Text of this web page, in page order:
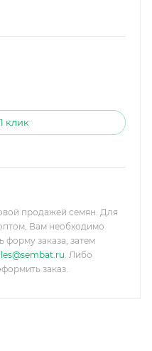
клик
продажей семян. Для
Вам необходимо
форму заказа, затем
. Либо
заказ.